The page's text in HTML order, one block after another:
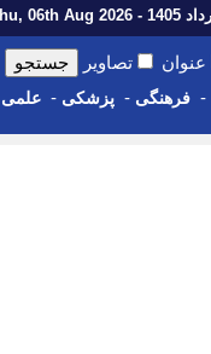
عنوان تصاویر
- فرهنگی - پزشکی - علمی